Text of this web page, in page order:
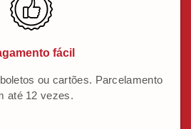
fácil
ou cartões. Parcelamento
até 12 vezes.